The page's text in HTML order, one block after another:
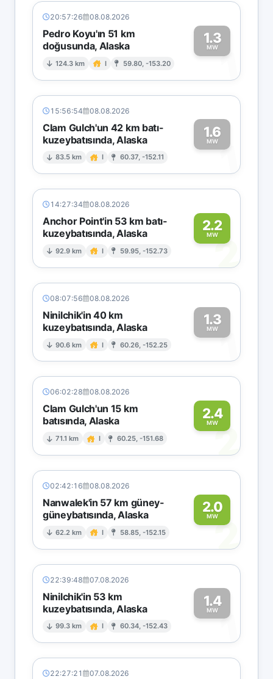
20:57:26 08.08.2026
Pedro Koyu'ın 51 km
doğusunda, Alaska
124.3 km I 59.80, -153.20
1.3
MW1
15:56:54 08.08.2026
Clam Gulch'un 42 km batı-
kuzeybatısında, Alaska
83.5 km I 60.37, -152.11
1.6
MW1
14:27:34 08.08.2026
Anchor Point'in 53 km batı-
kuzeybatısında, Alaska
92.9 km I 59.95, -152.73
2.2
MW
2
08:07:56 08.08.2026
Ninilchik'in 40 km
kuzeybatısında, Alaska
90.6 km I 60.26, -152.25
1.3
MW1
06:02:28 08.08.2026
Clam Gulch'un 15 km
batısında, Alaska
71.1 km I 60.25, -151.68
2.4
MW2
02:42:16 08.08.2026
Nanwalek'in 57 km güney-
güneybatısında, Alaska
62.2 km I 58.85, -152.15
2.0
MW2
22:39:48 07.08.2026
Ninilchik'in 53 km
kuzeybatısında, Alaska
99.3 km I 60.34, -152.43
1.4
MW1
22:27:21 07.08.2026